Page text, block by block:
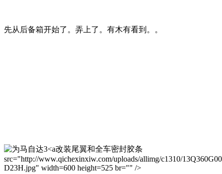
先从后备箱开始了。弄上了。有木有看到。。
改装尾翼和全车密封胶条
src="http://www.qichexinxiw.com/uploads/allimg/c1310/
D23H.jpg" width=600 height=525 br="" />